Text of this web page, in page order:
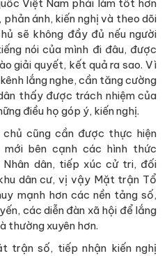
Việt Nam phải làm tốt hơn
ánh, kiến nghị và theo dõi
sẽ không đầy đủ nếu người
nói của mình đi đâu, được
giải quyết, kết quả ra sao. Vì
lắng nghe, cần tăng cường
thấy được trách nhiệm của
điều họ góp ý, kiến nghị.
chủ cũng cần được thực hiện
mới bên cạnh các hình thức
dân, tiếp xúc cử tri, đối
dân cư, vị vậy Mặt trận Tổ
mạnh hơn các nền tảng số,
các diễn đàn xã hội để lắng
thường xuyên hơn.
trận số, tiếp nhận kiến nghị